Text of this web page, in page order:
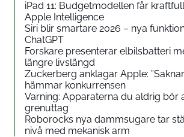
iPad 11: Budgetmodellen får
Apple Intelligence
Siri blir smartare 2026 – nya
ChatGPT
Forskare presenterar elbilsbatteri
längre livslängd
Zuckerberg anklagar Apple:
hämmar konkurrensen
Varning: Apparaterna du aldrig bör
grenuttag
Roborocks nya dammsugare tar
nivå med mekanisk arm